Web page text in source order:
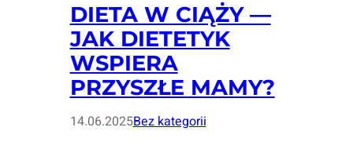
DIETA W CIĄŻY —
JAK DIETETYK
WSPIERA
PRZYSZŁE MAMY?
14.06.2025Bez kategorii